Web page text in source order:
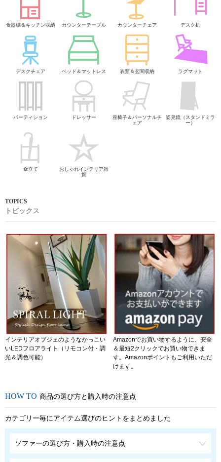
食器棚＆キッチン収納 カウンターテーブル カウンターチェア デスク机
デスクチェア ベッド＆マットレス 衣類＆玄関収納 ラグマット
パーティション ドレッサー
座椅子＆パーソナルチ
ェア
姿見鏡（スタンドミラ
ー）
傘立て
おしゃれインテリア雑
貨
トピックス
インテリアオブジェのようなかっこい
いLEDフロアライト（リモコン付・調
光＆調色可能）
Amazonでお買い物するように、安全
＆最短2クリックでお買い物できま
す。Amazonポイントもご利用いただ
けます。
商品の選び方と購入時の注意点
カテゴリー毎にアイテム選びのヒントをまとめました
ソファーの選び方・購入時の注意点